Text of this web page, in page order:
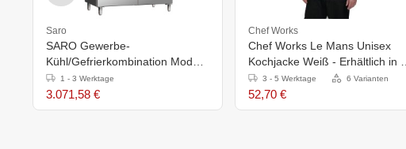
Saro
SARO Gewerbe-
Kühl/Gefrierkombination Modell
GN 120 DTV
1 - 3 Werktage
3.071,58 €
Chef Works
Chef Works Le Mans Unisex
Kochjacke Weiß - Erhältlich in 6
Größen
3 - 5 Werktage 6 Varianten
52,70 €